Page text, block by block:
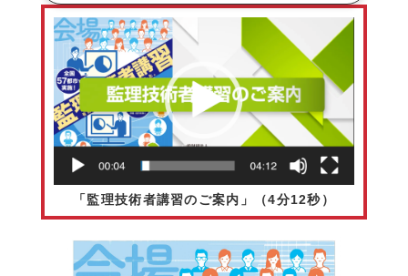
「監理技術者講習のご案内」（4分12秒）